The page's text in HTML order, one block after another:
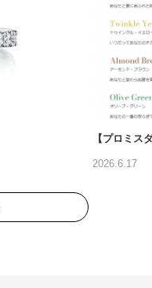
【プロミス
2026.6.17